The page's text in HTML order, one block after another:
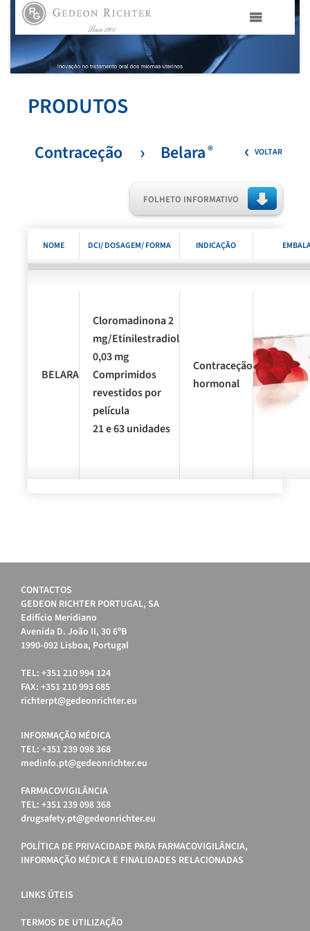
HOME
CONTACTOS
PRODUTOS
Contraceção Belara® VOLTAR
FOLHETO INFORMATIVO
NOME DCI/ DOSAGEM/ FORMA
APRESENTAÇÃO
INDICAÇÃO
BELARA
Cloromadinona 2
mg/Etinilestradiol
0,03 mg
Comprimidos
revestidos por
película
21 e 63 unidades
Contraceção
hormonal
CONTACTOS
GEDEON RICHTER PORTUGAL, SA
Edifício Meridiano
Avenida D. João II, 30 6ºB
1990-092 Lisboa, Portugal
TEL: +351 210 994 124
FAX: +351 210 993 685
richterpt@gedeonrichter.eu
INFORMAÇÃO MÉDICA
TEL: +351 239 098 368
medinfo.pt@gedeonrichter.eu
FARMACOVIGILÂNCIA
TEL: +351 239 098 368
drugsafety.pt@gedeonrichter.eu
POLÍTICA DE PRIVACIDADE PARA FARMACOVIGILÂNCIA,
INFORMAÇÃO MÉDICA E FINALIDADES RELACIONADAS
LINKS ÚTEIS
TERMOS DE UTILIZAÇÃO